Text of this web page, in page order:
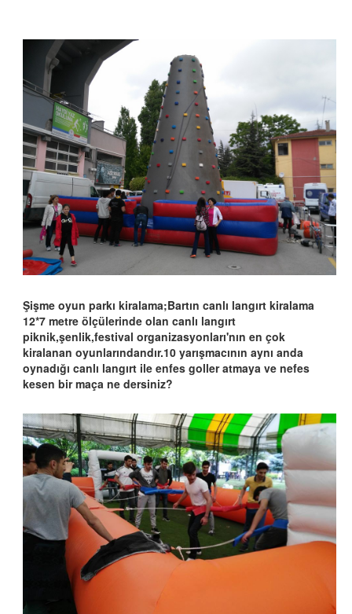
Şişme oyun parkı kiralama;Bartın canlı langırt kiralama
12*7 metre ölçülerinde olan canlı langırt
piknik,şenlik,festival organizasyonları'nın en çok
kiralanan oyunlarındandır.10 yarışmacının aynı anda
oynadığı canlı langırt ile enfes goller atmaya ve nefes
kesen bir maça ne dersiniz?